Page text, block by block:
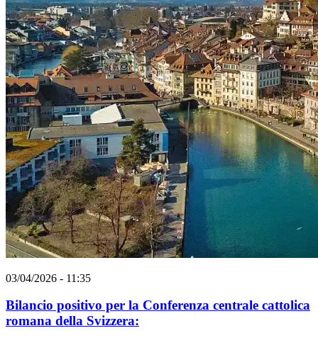
03/04/2026 - 11:35
Bilancio positivo per la Conferenza centrale cattolica
romana della Svizzera: